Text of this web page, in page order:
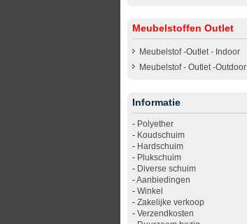
Meubelstoffen Outlet
Meubelstof -Outlet - Indoor
Meubelstof - Outlet -Outdoor
Informatie
- Polyether
- Koudschuim
- Hardschuim
- Plukschuim
- Diverse schuim
-Aanbiedingen
- Winkel
- Zakelijke verkoop
- Verzendkosten